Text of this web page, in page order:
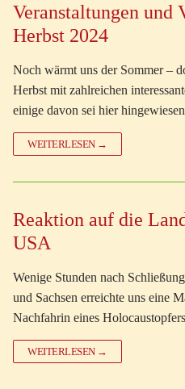
Veranstaltungen und
Herbst 2024
Noch wärmt uns der Sommer –
Herbst mit zahlreichen
einige davon sei hier
WEITERLESEN →
Reaktion auf die
USA
Wenige Stunden nach
und Sachsen erreichte uns eine
Nachfahrin eines
WEITERLESEN →